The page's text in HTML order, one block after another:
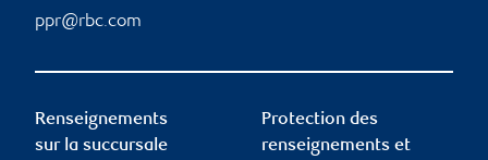
ppr@rbc.com
Renseignements
sur la succursale
Protection des
renseignements et